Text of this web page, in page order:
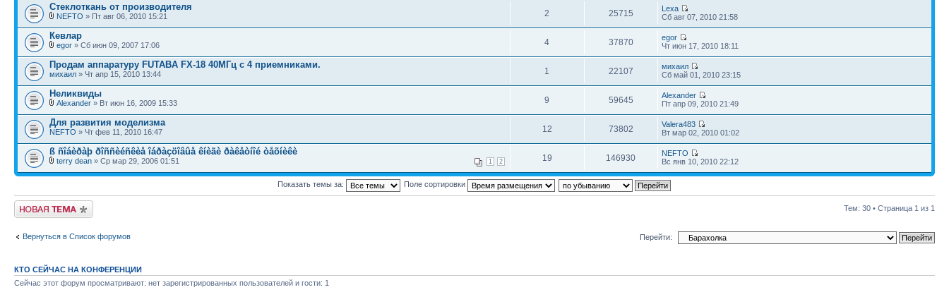
Стеклоткань от производителя
NEFTO » Пт авг 06, 2010 15:21 2 25715
Lexa
Сб авг 07, 2010 21:58
Кевлар
egor » Сб июн 09, 2007 17:06 4 37870
egor
Чт июн 17, 2010 18:11
Продам аппаратуру FUTABA FX-18 40МГц c 4 приемниками.
михаил » Чт апр 15, 2010 13:44 1 22107
михаил
Сб май 01, 2010 23:15
Неликвиды
Alexander » Вт июн 16, 2009 15:33 9 59645
Alexander
Пт апр 09, 2010 21:49
Для развития моделизма
NEFTO » Чт фев 11, 2010 16:47 12 73802
Valera483
Вт мар 02, 2010 01:02
ß ñîáèðàþ ðîññèéñêèå îáðàçöîâûå êíèãè ðàêåòíîé òåõíèêè
1 2
terry dean » Ср мар 29, 2006 01:51 19 146930
NEFTO
Вс янв 10, 2010 22:12
Показать темы за: Поле сортировки
Новая тема Тем: 30 • Страница 1 из 1
Вернуться в Список форумов Перейти:
КТО СЕЙЧАС НА КОНФЕРЕНЦИИ
Сейчас этот форум просматривают: нет зарегистрированных пользователей и гости: 1